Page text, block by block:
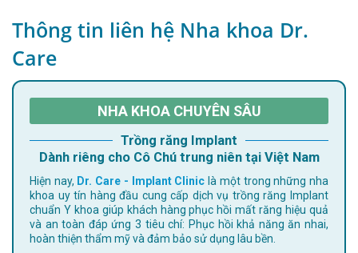
Thông tin liên hệ Nha khoa Dr.
Care
NHA KHOA CHUYÊN SÂU
Trồng răng Implant
Dành riêng cho Cô Chú trung niên tại Việt Nam
Hiện nay, Dr. Care - Implant Clinic là một trong những nha
khoa uy tín hàng đầu cung cấp dịch vụ trồng răng Implant
chuẩn Y khoa giúp khách hàng phục hồi mất răng hiệu quả
và an toàn đáp ứng 3 tiêu chí: Phục hồi khả năng ăn nhai,
hoàn thiện thẩm mỹ và đảm bảo sử dụng lâu bền.